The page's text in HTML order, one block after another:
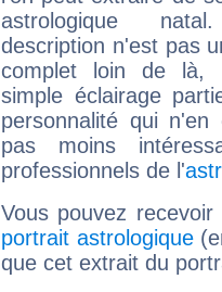
astrologique
description n'est pas
complet loin de là,
simple éclairage
personnalité qui n'en
pas moins
professionnels de l'
Vous pouvez
portrait astrologique
que cet extrait du